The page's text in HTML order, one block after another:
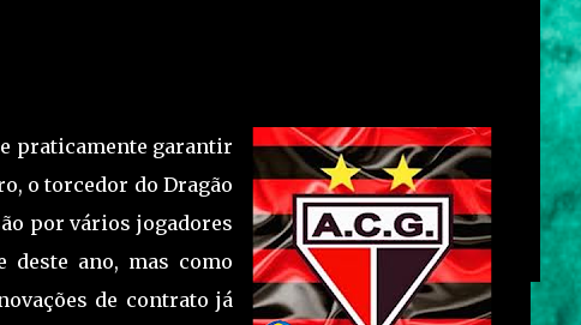
praticamente garantir
o torcedor do Dragão
por vários jogadores
ano, mas como
de contrato já